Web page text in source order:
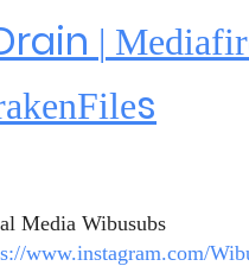
|
s
Media Wibusubs
www.instagram.com/